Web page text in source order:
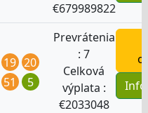
€679989822
19 20
51 5
Prevrátenia
:7
Celková
výplata :
€2033048